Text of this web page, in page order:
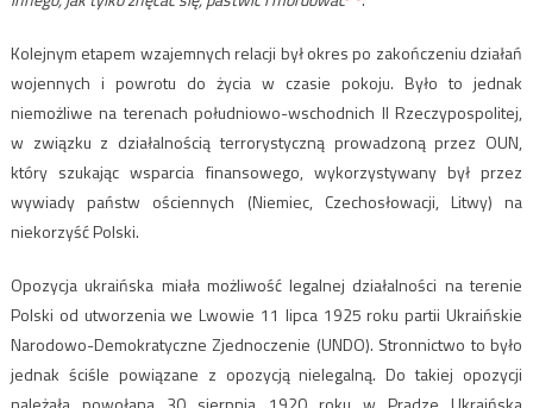
Kolejnym etapem wzajemnych relacji był okres po zakończeniu działań
wojennych i powrotu do życia w czasie pokoju. Było to jednak
niemożliwe na terenach południowo-wschodnich II Rzeczypospolitej,
w związku z działalnością terrorystyczną prowadzoną przez OUN,
który szukając wsparcia finansowego, wykorzystywany był przez
wywiady państw ościennych (Niemiec, Czechosłowacji, Litwy) na
niekorzyść Polski.
Opozycja ukraińska miała możliwość legalnej działalności na terenie
Polski od utworzenia we Lwowie 11 lipca 1925 roku partii Ukraińskie
Narodowo-Demokratyczne Zjednoczenie (UNDO). Stronnictwo to było
jednak ściśle powiązane z opozycją nielegalną. Do takiej opozycji